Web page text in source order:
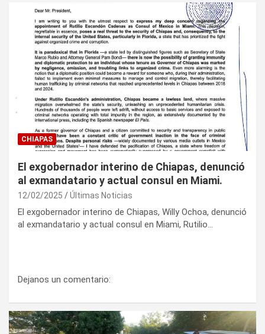
CHIAPAS
El exgobernador interino de Chiapas, denunció
al exmandatario y actual consul en Miami.
12/02/2025 Últimas Noticias
El exgobernador interino de Chiapas, Willy Ochoa, denunció
al exmandatario y actual consul en Miami, Rutilio…
Dejanos un comentario: